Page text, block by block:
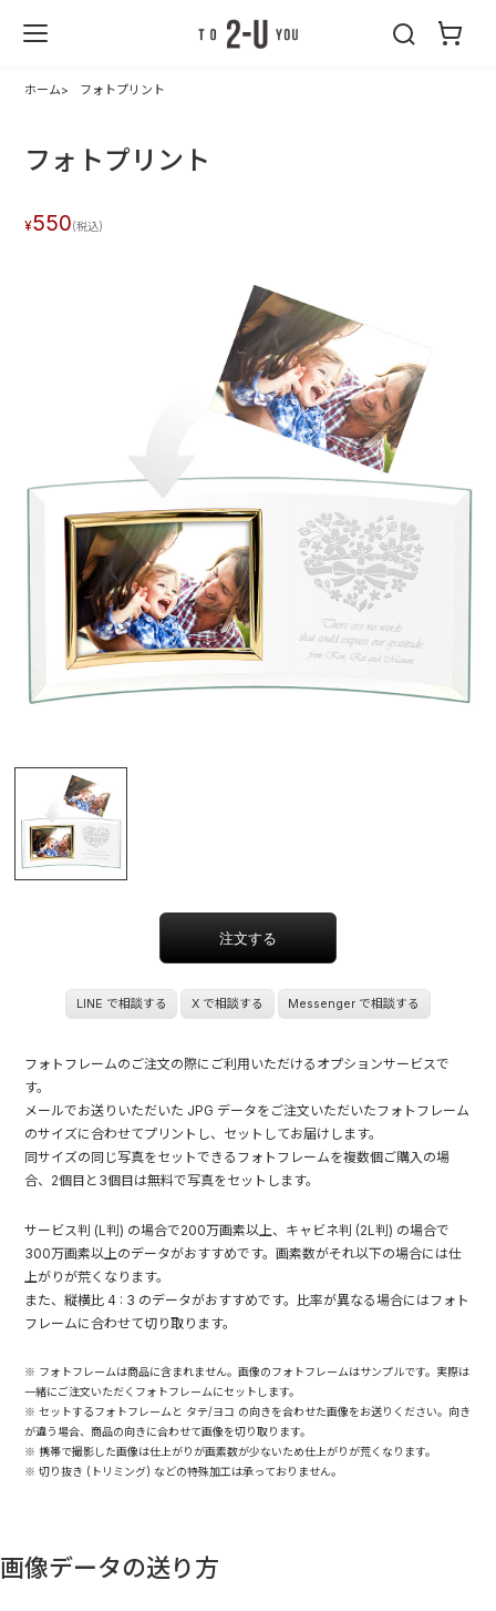
ホーム フォトプリント
フォトプリント
550
LINE で相談する X で相談する Messenger で相談する
フォトフレームのご注文の際にご利用いただけるオプションサービスで
す。
メールでお送りいただいた JPG データをご注文いただいたフォトフレーム
のサイズに合わせてプリントし、セットしてお届けします。
同サイズの同じ写真をセットできるフォトフレームを複数個ご購入の場
合、2個目と3個目は無料で写真をセットします。
サービス判 (L判) の場合で200万画素以上、キャビネ判 (2L判) の場合で
300万画素以上のデータがおすすめです。画素数がそれ以下の場合には仕
上がりが荒くなります。
また、縦横比 4 : 3 のデータがおすすめです。比率が異なる場合にはフォト
フレームに合わせて切り取ります。
※ フォトフレームは商品に含まれません。画像のフォトフレームはサンプルです。実際は
一緒にご注文いただくフォトフレームにセットします。
※ セットするフォトフレームと タテ/ヨコ の向きを合わせた画像をお送りください。向き
が違う場合、商品の向きに合わせて画像を切り取ります。
※ 携帯で撮影した画像は仕上がりが画素数が少ないため仕上がりが荒くなります。
※ 切り抜き (トリミング) などの特殊加工は承っておりません。
画像データの送り方